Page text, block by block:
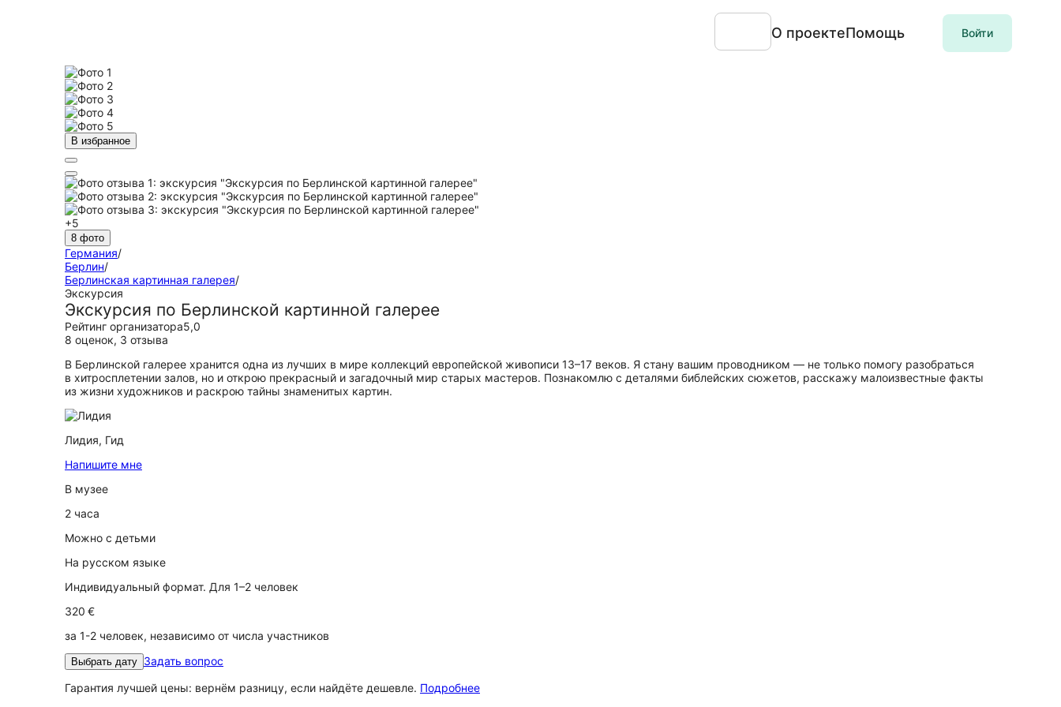
О проектеПомощь Войти
В избранное
+5
8 фото
Германия/
Берлин/
Берлинская картинная галерея/
Экскурсия
Экскурсия по Берлинской картинной галерее
Рейтинг организатора5,0
8 оценок, 3 отзыва
В Берлинской галерее хранится одна из лучших в мире коллекций европейской живописи 13–17 веков. Я стану вашим проводником — не только помогу разобраться
в хитросплетении залов, но и открою прекрасный и загадочный мир старых мастеров. Познакомлю с деталями библейских сюжетов, расскажу малоизвестные факты
из жизни художников и раскрою тайны знаменитых картин.
Лидия, Гид
Напишите мне
В музее
2 часа
Можно с детьми
На русском языке
Индивидуальный формат. Для 1–2 человек
320 €
за 1-2 человек, независимо от числа участников
Выбрать дату Задать вопрос
Гарантия лучшей цены: вернём разницу, если найдёте дешевле. Подробнее